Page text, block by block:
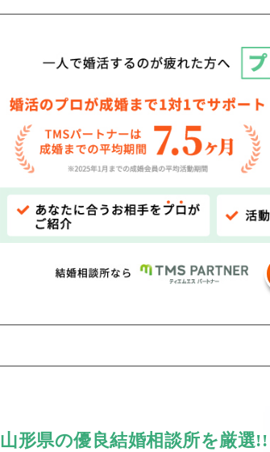
山形県の優良結婚相談所を厳選!!